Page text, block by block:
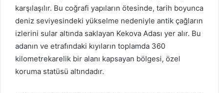
karşılaşılır. Bu coğrafi yapıların ötesinde, tarih boyunca
deniz seviyesindeki yükselme nedeniyle antik çağların
izlerini sular altında saklayan Kekova Adası yer alır. Bu
adanın ve etrafındaki kıyıların toplamda 360
kilometrekarelik bir alanı kapsayan bölgesi, özel
koruma statüsü altındadır.